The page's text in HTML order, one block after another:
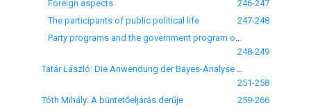
Foreign aspects
246-247
The participants of public political life
247-248
248-249
251-258
Tóth Mihály: A büntetőeljárás derűje
259-266